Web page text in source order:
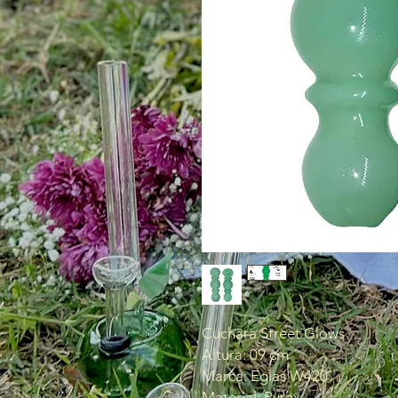
Cuchara Street Glows
Altura: 09 cm
Marca: Eglas W420